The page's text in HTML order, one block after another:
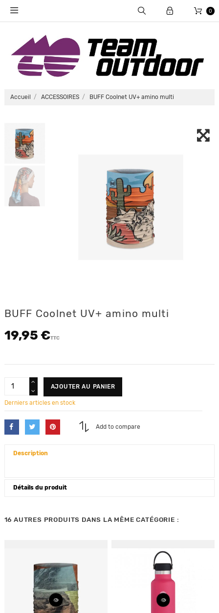
0
Accueil ACCESSOIRES BUFF Coolnet UV+ amino multi
BUFF Coolnet UV+ amino multi
19,95 €TTC
AJOUTER AU PANIER
Derniers articles en stock
Add to compare
Description
Détails du produit
16 AUTRES PRODUITS DANS LA MÊME CATÉGORIE :